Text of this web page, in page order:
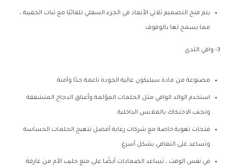
يتم فتح التصميم ثلاثي الأبعاد في الجزء السفلي تلقائيًا مع ثبات الحقيبة ،
مما يسمح لها بالوقوف.
3- واقي الثدي
مصنوعة من مادة سيليكون عالية الجودة ناعمة جدًا وآمنة
استخدم الوالد الواقي مثل الحلمات المؤلمة وأعناق الدجاج المتشققة
وتجنب الاحتكاك بالملابس الداخلية
فتحات تهوية خاصة مع شركات رعاية أفضل تتهيج الحلمات الحساسة
وتساعد على التعافي بشكل أسرع
في نفس الوقت ، تساعد الضمادات أيضًا على منع حليب الأم من غارقة